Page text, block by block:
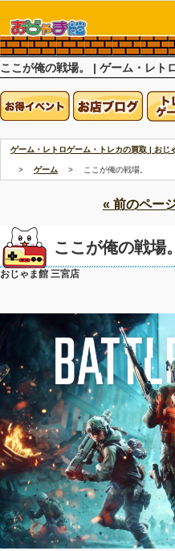
ここが俺の戦場。 | ゲーム・レト
ゲーム・レトロゲーム・トレカの買取 | おじ
ゲーム ここが俺の戦場。
« 前のペー
ここが俺の戦場。
おじゃま館 三宮店